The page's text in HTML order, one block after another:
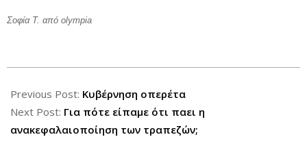
Σοφία Τ. από olympia
10-
20
Previous Post: Κυβέρνηση οπερέτα
Next Post: Για πότε είπαμε ότι παει η
ανακεφαλαιοποίηση των τραπεζών;